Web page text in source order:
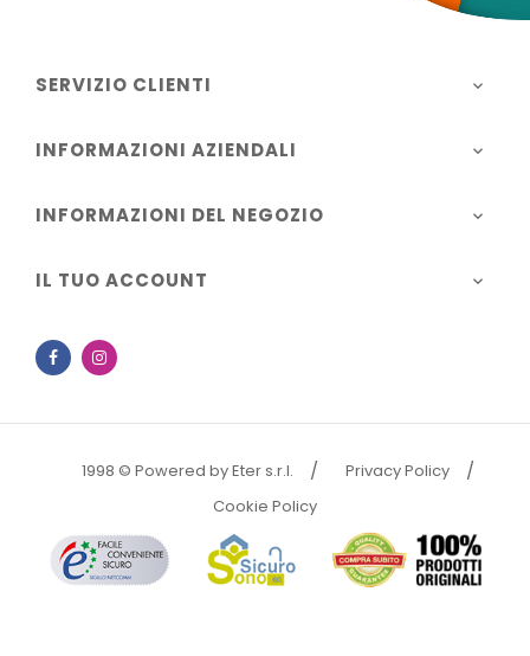
SERVIZIO CLIENTI 
INFORMAZIONI AZIENDALI 
INFORMAZIONI DEL NEGOZIO 
IL TUO ACCOUNT 
Facebook
1998 © Powered by Eter s.r.l.
Privacy Policy
Cookie Policy